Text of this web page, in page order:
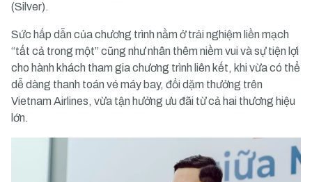
(Silver).
Sức hấp dẫn của chương trình nằm ở trải nghiệm liền mạch
“tất cả trong một” cũng như nhân thêm niềm vui và sự tiện lợi
cho hành khách tham gia chương trình liên kết, khi vừa có thể
dễ dàng thanh toán vé máy bay, đổi dặm thưởng trên
Vietnam Airlines, vừa tận hưởng ưu đãi từ cả hai thương hiệu
lớn.